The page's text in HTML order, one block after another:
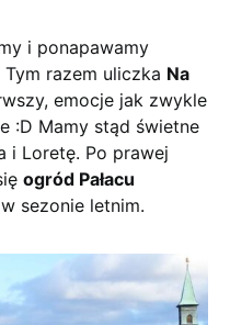
i ponapawamy
razem uliczka Na
emocje jak zwykle
:D Mamy stąd świetne
i Loretę. Po prawej
ogród Pałacu
sezonie letnim.